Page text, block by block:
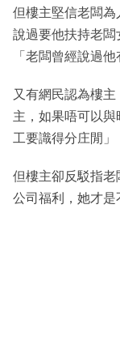
但樓主堅信老闆為
說過要他扶持老闆
「老闆曾經說過
又有網民認為樓
主，如果唔可以
工要識得分庄閒」
但樓主卻反駁指
公司福利，她才是